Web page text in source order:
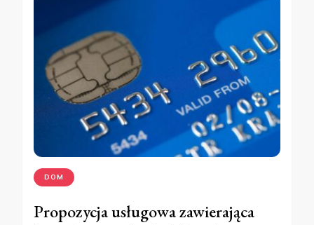
DOM
Propozycja usługowa zawierająca